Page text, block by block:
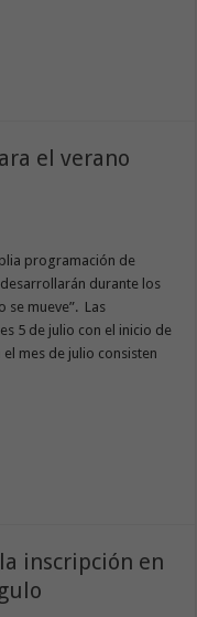
el verano
programación de
durante los
se mueve”. Las
5 de julio con el inicio de
mes de julio consisten
inscripción en